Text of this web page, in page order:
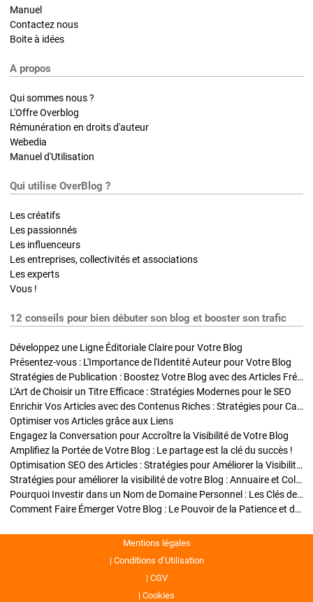
Manuel
Contactez nous
Boite à idées
A propos
Qui sommes nous ?
L'Offre Overblog
Rémunération en droits d'auteur
Webedia
Manuel d'Utilisation
Qui utilise OverBlog ?
Les créatifs
Les passionnés
Les influenceurs
Les entreprises, collectivités et associations
Les experts
Vous !
12 conseils pour bien débuter son blog et booster son trafic
Développez une Ligne Éditoriale Claire pour Votre Blog
Présentez-vous : L'Importance de l'Identité Auteur pour Votre Blog
Stratégies de Publication : Boostez Votre Blog avec des Articles Fréquents et Exclusifs
L'Art de Choisir un Titre Efficace : Stratégies Modernes pour le SEO
Enrichir Vos Articles avec des Contenus Riches : Stratégies pour Captiver et Optimiser
Optimiser vos Articles grâce aux Liens
Engagez la Conversation pour Accroître la Visibilité de Votre Blog
Amplifiez la Portée de Votre Blog : Le partage est la clé du succès !
Optimisation SEO des Articles : Stratégies pour Améliorer la Visibilité de Votre Blog
Stratégies pour améliorer la visibilité de votre Blog : Annuaire et Collaborations
Pourquoi Investir dans un Nom de Domaine Personnel : Les Clés de la Réussite de Votre Blog
Comment Faire Émerger Votre Blog : Le Pouvoir de la Patience et de la Persévérance
Mentions légales
Conditions d’Utilisation
CGV
Cookies